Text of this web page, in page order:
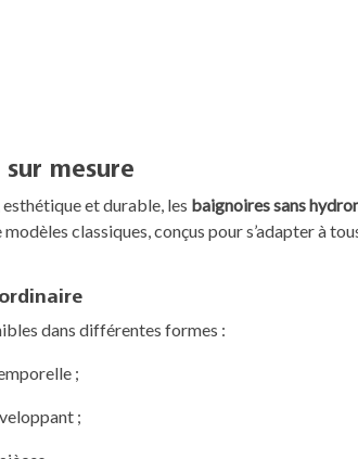
sur mesure
et durable, les baignoires sans
classiques, conçus pour s’adapter à
dans différentes formes :
;
;